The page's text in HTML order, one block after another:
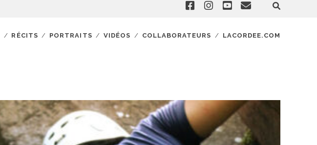
RÉCITS PORTRAITS VIDÉOS COLLABORATEURS LACORDEE.COM